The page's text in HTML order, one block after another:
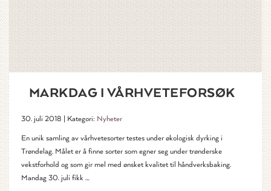
Oppskrifter
Om Gullimunn
KontaktMARKDAG I VÅRHVETEFORSØK
30. juli 2018 | Kategori: Nyheter
En unik samling av vårhvetesorter testes under økologisk dyrking i
Trøndelag. Målet er å finne sorter som egner seg under trønderske
vekstforhold og som gir mel med ønsket kvalitet til håndverksbaking.
Mandag 30. juli fikk …